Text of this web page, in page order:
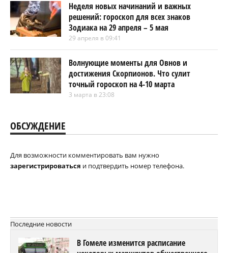
Неделя новых начинаний и важных
решений: гороскоп для всех знаков
Зодиака на 29 апреля – 5 мая
29 апреля в 09:41
Волнующие моменты для Овнов и
достижения Скорпионов. Что сулит
точный гороскоп на 4-10 марта
3 марта в 23:08
ОБСУЖДЕНИЕ
Для возможности комментировать вам нужно
зарегистрироваться и подтвердить номер телефона.
Последние новости
В Гомеле изменится расписание